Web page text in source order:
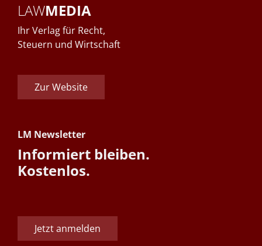
LAWMEDIA
Ihr Verlag für Recht,
Steuern und Wirtschaft
Zur Website
LM Newsletter
Informiert bleiben.
Kostenlos.
Jetzt anmelden